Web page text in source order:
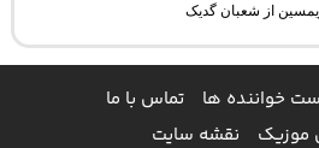
از شعبان گدیک
خواننده ها
تماس با ما
موزیک
نقشه سایت